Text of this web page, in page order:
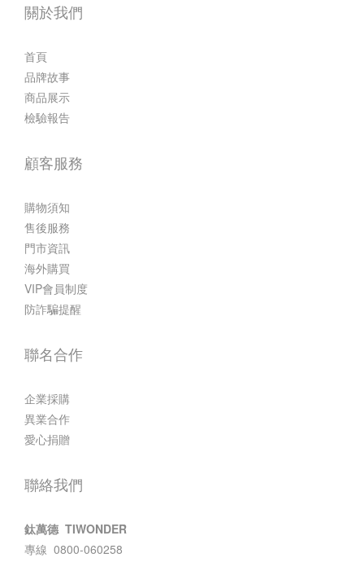
關於我們
首頁
品牌故事
商品展示
檢驗報告
顧客服務
購物須知
售後服務
門市資訊
海外購買
VIP會員制度
防詐騙提醒
聯名合作
企業採購
異業合作
愛心捐贈
聯絡我們
鈦萬德 TIWONDER
專線 0800-060258